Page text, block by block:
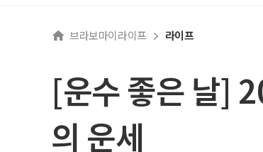
브라보마이라이프 라이프
[운수 좋은 날]
의 운세